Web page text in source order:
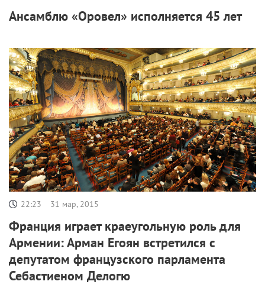
Ансамблю «Оровел» исполняется 45 лет
22:23 31 мар, 2015
Франция играет краеугольную роль для
Армении: Арман Егоян встретился с
депутатом французского парламента
Себастиеном Делогю